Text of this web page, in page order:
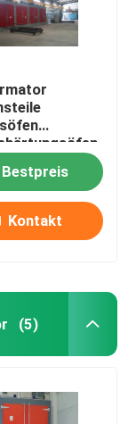
Bestpreis
Kontakt
(5)